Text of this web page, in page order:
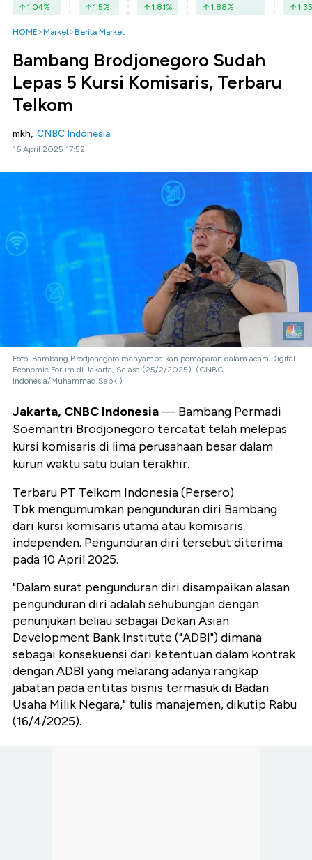
1.04% 1.5% 1.81% 1.88% 1.35
HOME Market Berita Market
Bambang Brodjonegoro Sudah
Lepas 5 Kursi Komisaris, Terbaru
Telkom
mkh, CNBC Indonesia
16 April 2025 17:52
Foto: Bambang Brodjonegoro menyampaikan pemaparan dalam acara Digital
Economic Forum di Jakarta, Selasa (25/2/2025). (CNBC
Indonesia/Muhammad Sabki)
Jakarta, CNBC Indonesia— Bambang Permadi
Soemantri Brodjonegoro tercatat telah melepas
kursi komisaris di lima perusahaan besar dalam
kurun waktu satu bulan terakhir.
Terbaru PT Telkom Indonesia (Persero)
Tbk mengumumkan pengunduran diri Bambang
dari kursi komisaris utama atau komisaris
independen. Pengunduran diri tersebut diterima
pada 10 April 2025.
"Dalam surat pengunduran diri disampaikan alasan
pengunduran diri adalah sehubungan dengan
penunjukan beliau sebagai Dekan Asian
Development Bank Institute ("ADBI") dimana
sebagai konsekuensi dari ketentuan dalam kontrak
dengan ADBI yang melarang adanya rangkap
jabatan pada entitas bisnis termasuk di Badan
Usaha Milik Negara," tulis manajemen, dikutip Rabu
(16/4/2025).